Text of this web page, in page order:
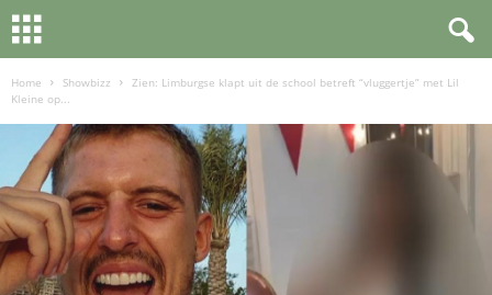
Home Showbizz
Zien: Limburgse klapt uit de school betreft “vluggertje” met Lil
Kleine op...